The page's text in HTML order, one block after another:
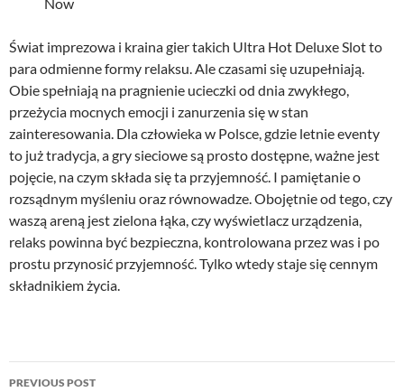
Świat imprezowa i kraina gier takich Ultra Hot Deluxe Slot to
para odmienne formy relaksu. Ale czasami się uzupełniają.
Obie spełniają na pragnienie ucieczki od dnia zwykłego,
przeżycia mocnych emocji i zanurzenia się w stan
zainteresowania. Dla człowieka w Polsce, gdzie letnie eventy
to już tradycja, a gry sieciowe są prosto dostępne, ważne jest
pojęcie, na czym składa się ta przyjemność. I pamiętanie o
rozsądnym myśleniu oraz równowadze. Obojętnie od tego, czy
waszą areną jest zielona łąka, czy wyświetlacz urządzenia,
relaks powinna być bezpieczna, kontrolowana przez was i po
prostu przynosić przyjemność. Tylko wtedy staje się cennym
składnikiem życia.
Post
PREVIOUS POST